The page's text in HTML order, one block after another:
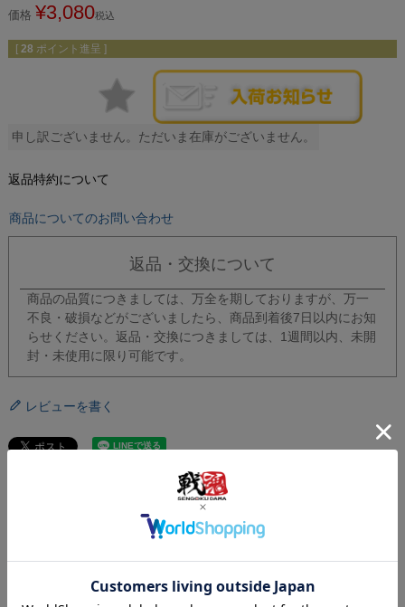
価格 ¥3,080税込
[ 28 ポイント進呈 ]
申し訳ございません。ただいま在庫がございません。
返品特約について
商品についてのお問い合わせ
返品・交換について
商品の品質につきましては、万全を期しておりますが、万一
不良・破損などがございましたら、商品到着後7日以内にお知
らせください。返品・交換につきましては、1週間以内、未開
封・未使用に限り可能です。
レビューを書く